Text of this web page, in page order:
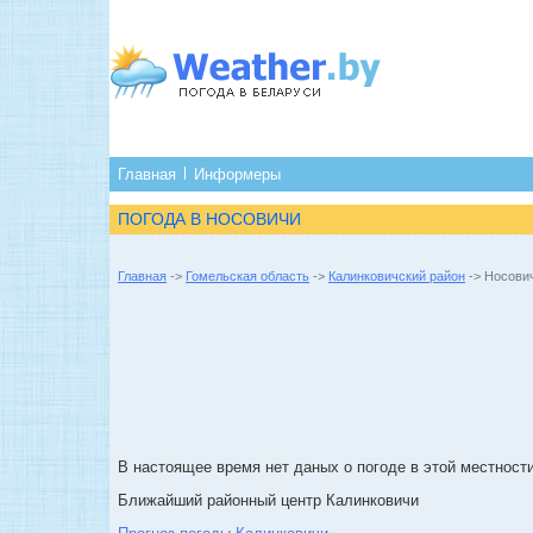
Главная Информеры
ПОГОДА В НОСОВИЧИ
Главная -> Гомельская область -> Калинковичский район ->
В настоящее время нет даных о погоде в этой
Ближайший районный центр Калинковичи